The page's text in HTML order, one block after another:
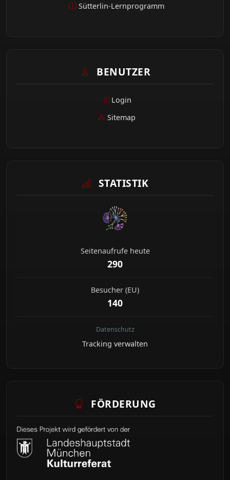
Sütterlin-Lernprogramm
BENUTZER
Login
Sitemap
STATISTIK
Seitenaufrufe heute
290
Besucher (EU)
140
Datenschutz
Tracking verwalten
FÖRDERUNG